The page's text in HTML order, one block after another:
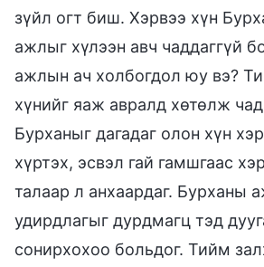
зүйл огт биш. Хэрвээ хүн
ажлыг хүлээн авч чаддаггүй
ажлын ач холбогдол юу вэ?
хүнийг яаж авралд хөтөлж
Бурханыг дагадаг олон хүн
хүртэх, эсвэл гай гамшгаас
талаар л анхаардаг. Бурханы
удирдлагыг дурдмагц тэд
сонирхохоо больдог. Тийм